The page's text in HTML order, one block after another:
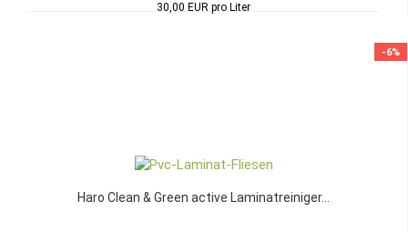
30,00 EUR pro Liter
-6%
Haro Clean & Green active Laminatreiniger...